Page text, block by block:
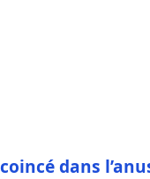
dans